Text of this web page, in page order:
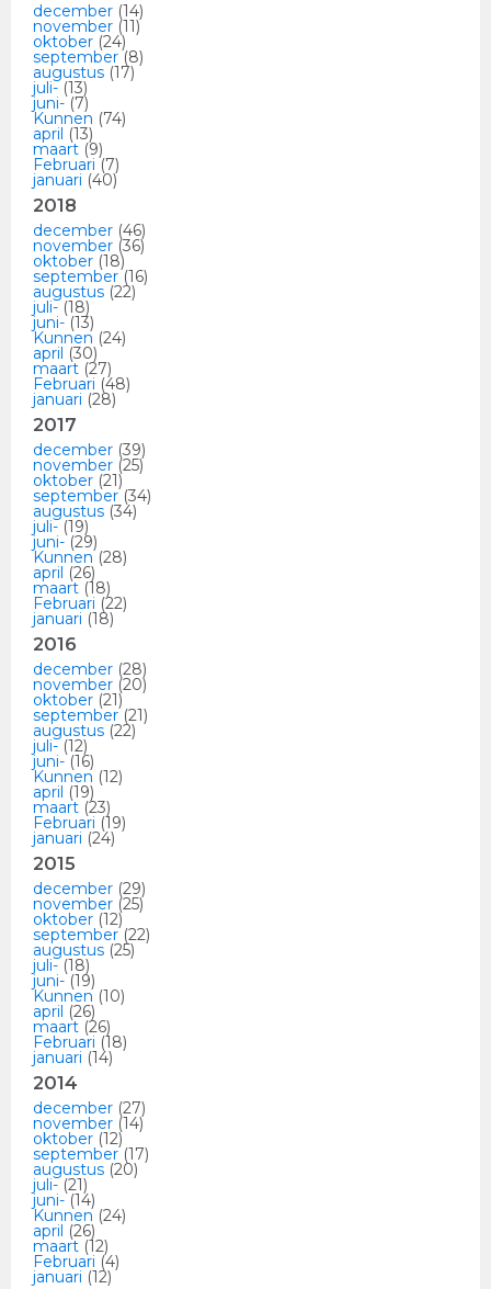
december (14)
november (11)
oktober (24)
september (8)
augustus (17)
juli- (13)
juni- (7)
Kunnen (74)
april (13)
maart (9)
Februari (7)
januari (40)
2018
december (46)
november (36)
oktober (18)
september (16)
augustus (22)
juli- (18)
juni- (13)
Kunnen (24)
april (30)
maart (27)
Februari (48)
januari (28)
2017
december (39)
november (25)
oktober (21)
september (34)
augustus (34)
juli- (19)
juni- (29)
Kunnen (28)
april (26)
maart (18)
Februari (22)
januari (18)
2016
december (28)
november (20)
oktober (21)
september (21)
augustus (22)
juli- (12)
juni- (16)
Kunnen (12)
april (19)
maart (23)
Februari (19)
januari (24)
2015
december (29)
november (25)
oktober (12)
september (22)
augustus (25)
juli- (18)
juni- (19)
Kunnen (10)
april (26)
maart (26)
Februari (18)
januari (14)
2014
december (27)
november (14)
oktober (12)
september (17)
augustus (20)
juli- (21)
juni- (14)
Kunnen (24)
april (26)
maart (12)
Februari (4)
januari (12)